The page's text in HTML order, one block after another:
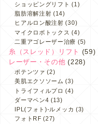
ショッピングリフト (1)
脂肪溶解注射 (14)
ヒアルロン酸注射 (30)
マイクロボトックス (4)
二重アゴレーザー治療 (5)
糸（スレッド）リフト
(59)
レーザー・その他 (228)
ポテンツァ (2)
美肌エクソソーム (3)
トライフィルプロ (4)
ダーマペン4 (13)
IPL(フォト)-ルメッカ (3)
フォトRF (27)